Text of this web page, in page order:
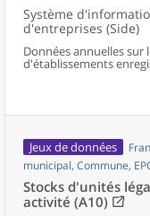
Système
d'entreprises (Side)
Données annuelles
d'établissements
selon le secteur
Jeux de données
municipal, Commune,
Stocks d'unités
activité (A10)